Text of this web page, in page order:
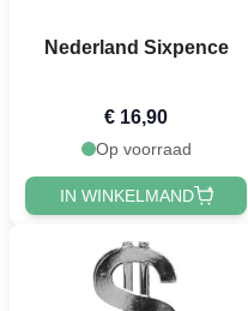
Nederland Sixpence
€ 16,90
Op voorraad
IN WINKELMAND